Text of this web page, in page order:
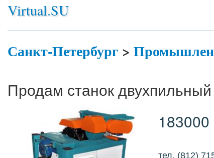
Virtual.SU
Санкт-Петербург >
Продам станок
183000
тел. (812)